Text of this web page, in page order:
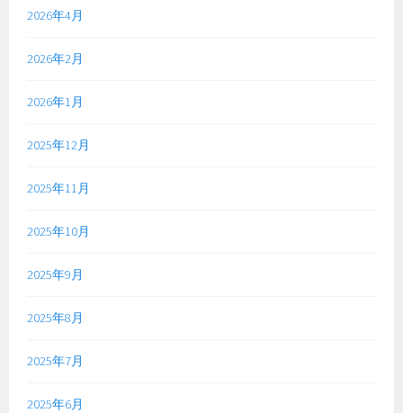
2026年4月
2026年2月
2026年1月
2025年12月
2025年11月
2025年10月
2025年9月
2025年8月
2025年7月
2025年6月